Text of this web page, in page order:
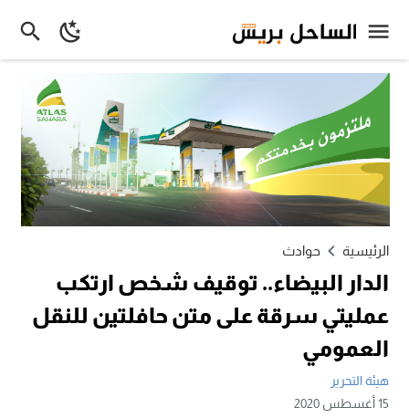
الرئيسية حوادث
الدار البيضاء.. توقيف شخص ارتكب
عمليتي سرقة على متن حافلتين للنقل
العمومي
هيئة التحرير
15 أغسطس 2020